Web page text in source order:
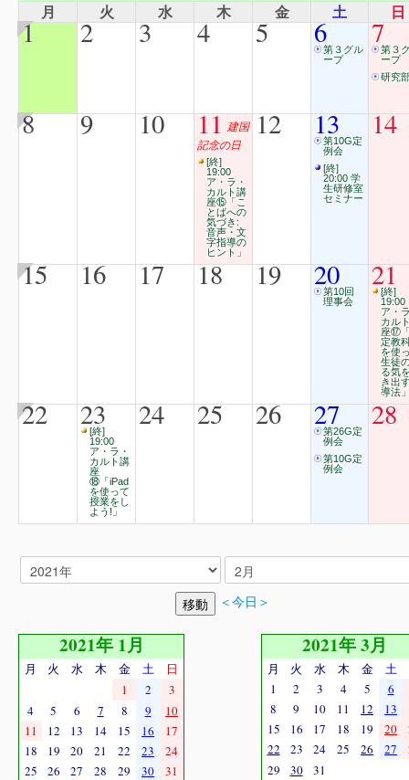
月 火 水 木 金 土 日
1 2 3 4 5 6第３グル
ープ
7第３
ープ
研究
8 9 10 11 建国
記念の日
[終]
19:00
ア・ラ・
カルト講
座⑮「こ
とばへの
気づき:
音声・文
字指導の
ヒント」
12 13
第10G定
例会
[終]
20:00 学
生研修室
セミナー
14
15 16 17 18 19 20
第10回
理事会
21
[終]
19:00
ア・
カル
座⑰
定教
を使
生徒
る気
き出
導法
22 23
[終]
19:00
ア・ラ・
カルト講
座
⑱「iPad
を使って
授業をし
よう!」
24 25 26 27
第26G定
例会
第10G定
例会
28
＜今日＞
2021年 1月
月 火 水 木 金 土
日
1
2
3
4
5 6 7 8 9
10
11
12 13 14 15 16
17
18
19 20 21 22 23
24
25
26 27 28 29 30 31
2021年 3月
月 火 水 木 金 土
1
2 3 4 5
6
8
9 10 11 12 13
15
16 17 18 19 20
22
23 24 25 26 27
29
30 31